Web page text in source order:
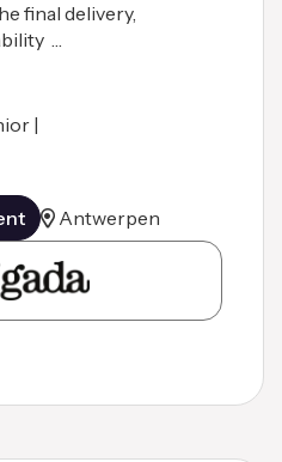
final delivery,
…
|
Antwerpen